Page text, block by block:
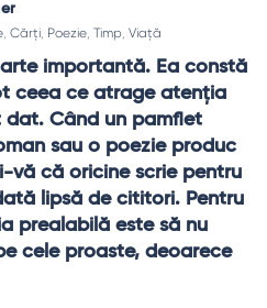
ridicol?
Alege texte care îți
Autenticitatea bate
un poem?
emoția dominantă și
explicație completă; uneori e
, Cărți, Poezie, Timp, Viață
importantă. Ea constă
ceea ce atrage atenţia
dat. Când un pamflet
sau o poezie produc
vă că oricine scrie pentru
lipsă de cititori. Pentru
prealabilă este să nu
cele proaste, deoarece